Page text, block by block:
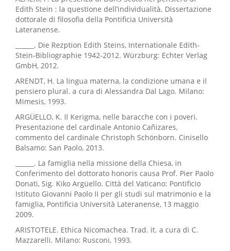
Edith Stein : la questione dell’individualità. Dissertazione
dottorale di filosofia della Pontificia Università
Lateranense.
______. Die Rezption Edith Steins, Internationale Edith-
Stein-Bibliographie 1942-2012. Würzburg: Echter Verlag
GmbH, 2012.
ARENDT, H. La lingua materna, la condizione umana e il
pensiero plural. a cura di Alessandra Dal Lago. Milano:
Mimesis, 1993.
ARGÜELLO, K. Il Kerigma, nelle baracche con i poveri.
Presentazione del cardinale Antonio Cañizares,
commento del cardinale Christoph Schönborn. Cinisello
Balsamo: San Paolo, 2013.
______. La famiglia nella missione della Chiesa, in
Conferimento del dottorato honoris causa Prof. Pier Paolo
Donati, Sig. Kiko Argüello. Città del Vaticano: Pontificio
Istituto Giovanni Paolo II per gli studi sul matrimonio e la
famiglia, Pontificia Università Lateranense, 13 maggio
2009.
ARISTOTELE. Ethica Nicomachea. Trad. it. a cura di C.
Mazzarelli. Milano: Rusconi, 1993.